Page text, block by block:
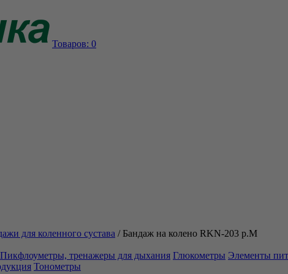
Товаров: 0
для коленного сустава / Бандаж на колено RKN-203 р.М
Пикфлоуметры, тренажеры для дыхания Глюкометры Элементы
Тонометры